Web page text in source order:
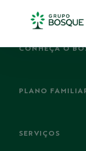
CONHEÇA O
PLANO
SERVIÇOS